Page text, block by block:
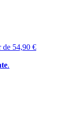
de 54,90 €
.